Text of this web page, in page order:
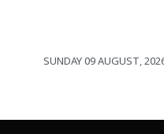
SUNDAY 09 AUGUST,